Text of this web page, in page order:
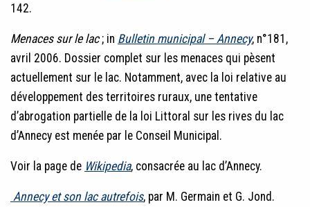
142.
Menaces sur le lac; in Bulletin municipal – Annecy, n°181,
avril 2006. Dossier complet sur les menaces qui pèsent
actuellement sur le lac. Notamment, avec la loi relative au
développement des territoires ruraux, une tentative
d’abrogation partielle de la loi Littoral sur les rives du lac
d’Annecy est menée par le Conseil Municipal.
Voir la page de Wikipedia, consacrée au lac d’Annecy.
Annecy et son lac autrefois, par M. Germain et G. Jond.